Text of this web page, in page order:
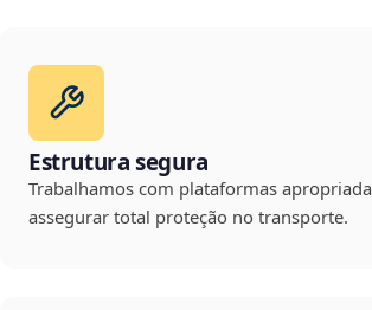
Estrutura segura
Trabalhamos com plataformas
assegurar total proteção no transporte.